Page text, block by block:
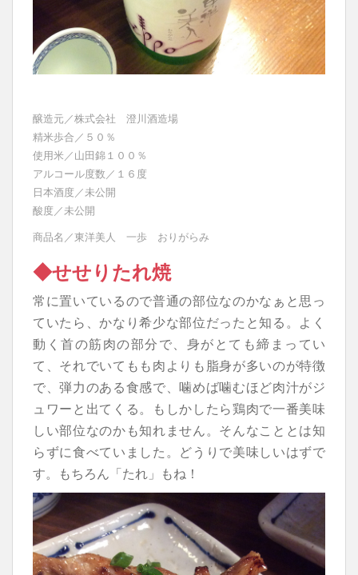
醸造元／株式会社 澄川酒造場
精米歩合／５０％
使用米／山田錦１００％
アルコール度数／１６度
日本酒度／未公開
酸度／未公開
商品名／東洋美人 一歩 おりがらみ
◆せせりたれ焼
常に置いているので普通の部位なのかなぁと思っ
ていたら、かなり希少な部位だったと知る。よく
動く首の筋肉の部分で、身がとても締まってい
て、それでいてもも肉よりも脂身が多いのが特徴
で、弾力のある食感で、噛めば噛むほど肉汁がジ
ュワーと出てくる。もしかしたら鶏肉で一番美味
しい部位なのかも知れません。そんなこととは知
らずに食べていました。どうりで美味しいはずで
す。もちろん「たれ」もね！